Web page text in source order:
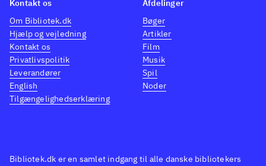
Bibliotek.dk er en samlet indgang til alle danske bibliotekers
Kontakt os
Om Bibliotek.dk
Hjælp og vejledning
Kontakt os
Privatlivspolitik
Leverandører
English
Tilgængelighedserklæring
Afdelinger
Bøger
Artikler
Film
Musik
Spil
Noder